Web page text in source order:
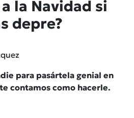
la Navidad si
depre?
para pasártela genial en
contamos como hacerle.